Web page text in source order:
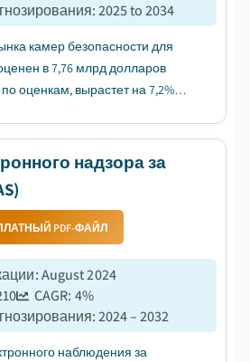
:2025 to 2034
камер безопасности для
в 7,76 млрд долларов
оценкам, вырастет на 7,2%
надзора за
PDF-ФАЙЛ
:August 2024
CAGR: 4%
:2024 – 2032
наблюдения за